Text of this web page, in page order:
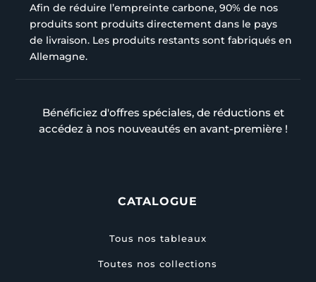
Afin de réduire l’empreinte carbone, 90% de nos
produits sont produits directement dans le pays
de livraison. Les produits restants sont fabriqués en
Allemagne.
Bénéficiez d'offres spéciales, de réductions et
accédez à nos nouveautés en avant-première !
CATALOGUE
Tous nos tableaux
Toutes nos collections